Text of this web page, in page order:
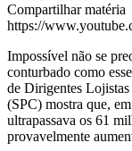
Compartilhar matéria
https://
Impossível não se
conturbado como
de Dirigentes
(SPC) mostra que,
ultrapassava os 61
provavelmente